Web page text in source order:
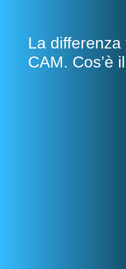
La differenza
CAM. Cos’è